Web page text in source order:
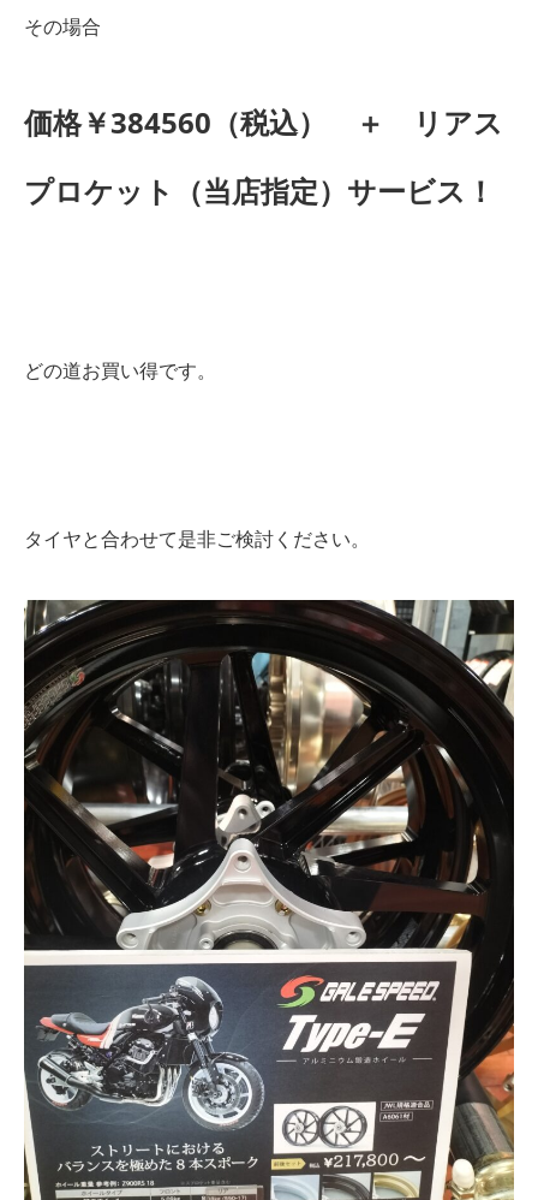
その場合
価格￥384560（税込） ＋ リアス
プロケット（当店指定）サービス！
どの道お買い得です。
タイヤと合わせて是非ご検討ください。